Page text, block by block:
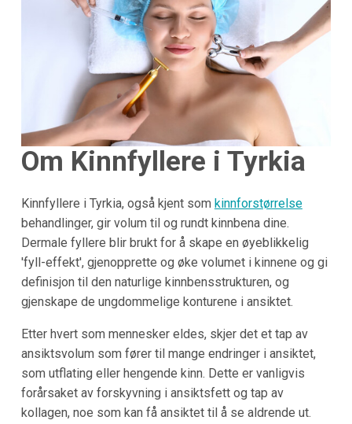
Om Kinnfyllere i Tyrkia
Kinnfyllere i Tyrkia, også kjent som kinnforstørrelse
behandlinger, gir volum til og rundt kinnbena dine.
Dermale fyllere blir brukt for å skape en øyeblikkelig
'fyll-effekt', gjenopprette og øke volumet i kinnene og gi
definisjon til den naturlige kinnbensstrukturen, og
gjenskape de ungdommelige konturene i ansiktet.
Etter hvert som mennesker eldes, skjer det et tap av
ansiktsvolum som fører til mange endringer i ansiktet,
som utflating eller hengende kinn. Dette er vanligvis
forårsaket av forskyvning i ansiktsfett og tap av
kollagen, noe som kan få ansiktet til å se aldrende ut.